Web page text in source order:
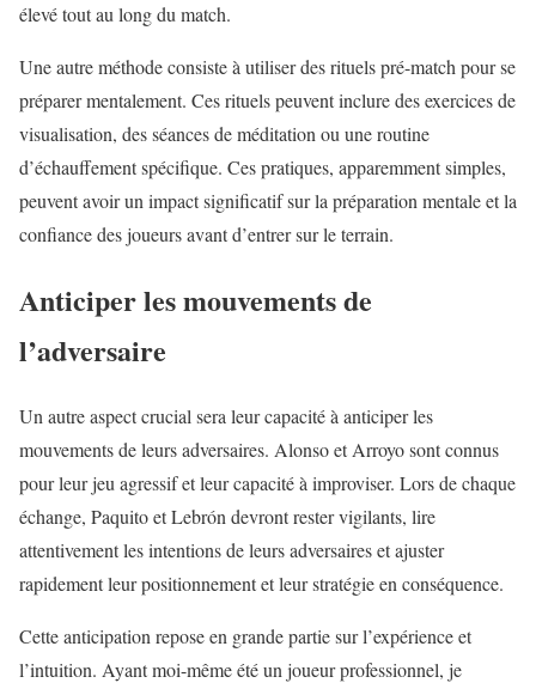
élevé tout au long du match.
Une autre méthode consiste à utiliser des rituels pré-match pour se
préparer mentalement. Ces rituels peuvent inclure des exercices de
visualisation, des séances de méditation ou une routine
d’échauffement spécifique. Ces pratiques, apparemment simples,
peuvent avoir un impact significatif sur la préparation mentale et la
confiance des joueurs avant d’entrer sur le terrain.
Anticiper les mouvements de
l’adversaire
Un autre aspect crucial sera leur capacité à anticiper les
mouvements de leurs adversaires. Alonso et Arroyo sont connus
pour leur jeu agressif et leur capacité à improviser. Lors de chaque
échange, Paquito et Lebrón devront rester vigilants, lire
attentivement les intentions de leurs adversaires et ajuster
rapidement leur positionnement et leur stratégie en conséquence.
Cette anticipation repose en grande partie sur l’expérience et
l’intuition. Ayant moi-même été un joueur professionnel, je